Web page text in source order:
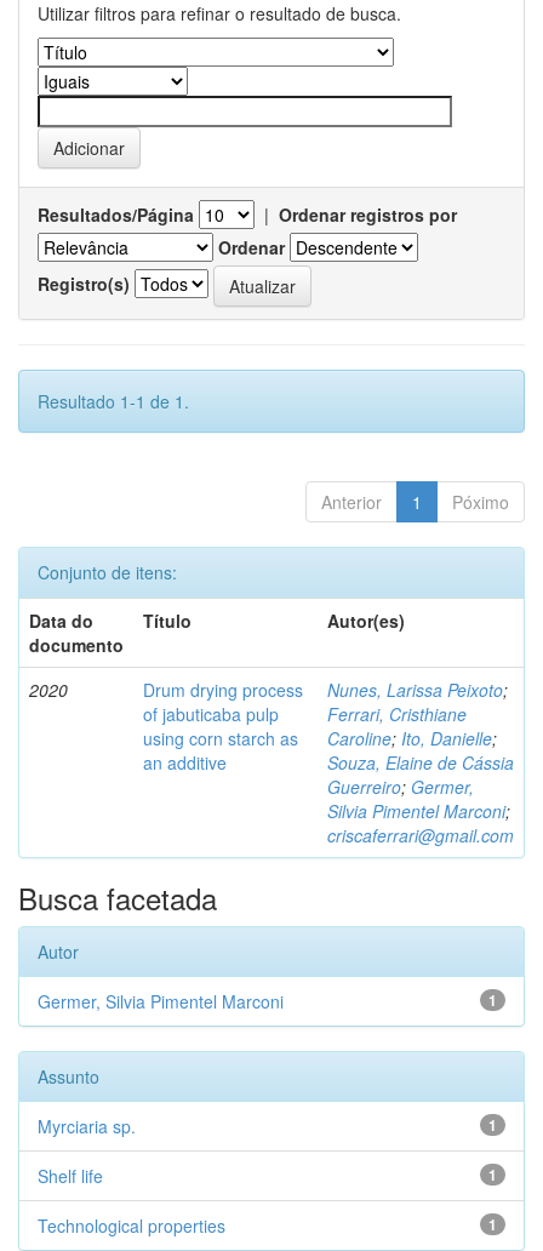
Utilizar filtros para refinar o resultado de busca.
Resultados/Página | Ordenar registros por
Ordenar
Registro(s)
Resultado 1-1 de 1.
Anterior 1 Póximo
Conjunto de itens:
Data do
documento
Título Autor(es)
2020
Drum drying process
of jabuticaba pulp
using corn starch as
an additive
Nunes, Larissa Peixoto;
Ferrari, Cristhiane
Caroline; Ito, Danielle;
Souza, Elaine de Cássia
Guerreiro; Germer,
Silvia Pimentel Marconi;
criscaferrari@gmail.com
Busca facetada
Autor
1
Germer, Silvia Pimentel Marconi
Assunto
1
Myrciaria sp.
1
Shelf life
1
Technological properties